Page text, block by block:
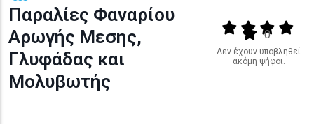
Παραλίες Φαναρίου
Αρωγής Μεσης,
Γλυφάδας και
Μολυβωτής
Output format
(star)(star)(star)
(star)
0
Δεν έχουν υποβληθεί
ακόμη ψήφοι.